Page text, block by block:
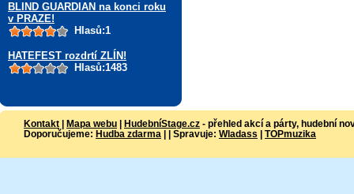
BLIND GUARDIAN na konci roku
v PRAZE!
Hlasů:1
HATEFEST rozdrtí ZLÍN!
Hlasů:1483
Kontakt | Mapa webu | HudebníStage.cz - přehled akcí a párty, hudební
Doporučujeme: Hudba zdarma | | Spravuje: Wladass | TOPmuzika